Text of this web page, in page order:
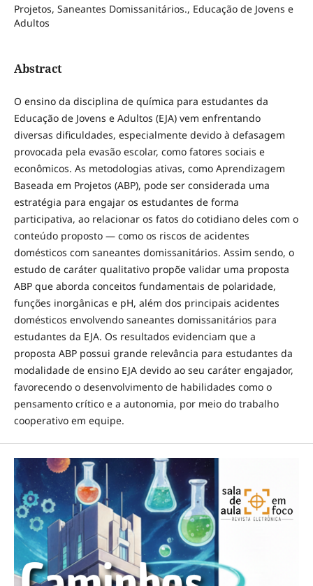
Projetos, Saneantes Domissanitários., Educação de Jovens e
Adultos
Abstract
O ensino da disciplina de química para estudantes da
Educação de Jovens e Adultos (EJA) vem enfrentando
diversas dificuldades, especialmente devido à defasagem
provocada pela evasão escolar, como fatores sociais e
econômicos. As metodologias ativas, como Aprendizagem
Baseada em Projetos (ABP), pode ser considerada uma
estratégia para engajar os estudantes de forma
participativa, ao relacionar os fatos do cotidiano deles com o
conteúdo proposto — como os riscos de acidentes
domésticos com saneantes domissanitários. Assim sendo, o
estudo de caráter qualitativo propõe validar uma proposta
ABP que aborda conceitos fundamentais de polaridade,
funções inorgânicas e pH, além dos principais acidentes
domésticos envolvendo saneantes domissanitários para
estudantes da EJA. Os resultados evidenciam que a
proposta ABP possui grande relevância para estudantes da
modalidade de ensino EJA devido ao seu caráter engajador,
favorecendo o desenvolvimento de habilidades como o
pensamento crítico e a autonomia, por meio do trabalho
cooperativo em equipe.